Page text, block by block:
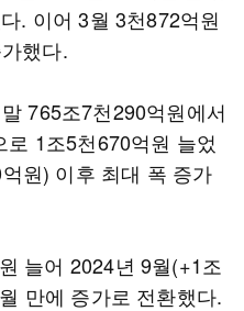
. 이어 3월 3천872억원
했다.
765조7천290억원에서
1조5천670억원 늘었
원) 이후 최대 폭 증가
늘어 2024년 9월(+1조
만에 증가로 전환했다.